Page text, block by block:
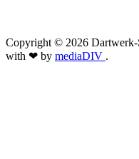
Copyright © 2026 Dartwerk-
with ❤ by mediaDIV .